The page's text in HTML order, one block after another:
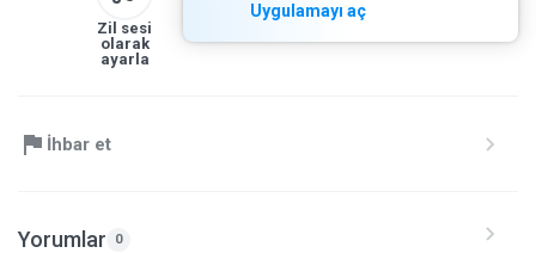
Uygulamayı aç
Zil sesi
olarak
ayarla
İhbar et
Yorumlar 0